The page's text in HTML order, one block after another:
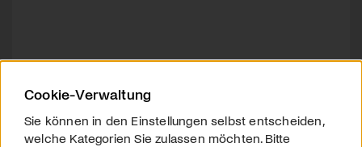
Cookie-Verwaltung
Sie können in den Einstellungen selbst entscheiden,
welche Kategorien Sie zulassen möchten. Bitte